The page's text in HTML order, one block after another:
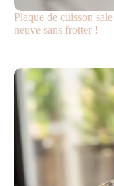
Plaque de cuisson
neuve sans frotter !